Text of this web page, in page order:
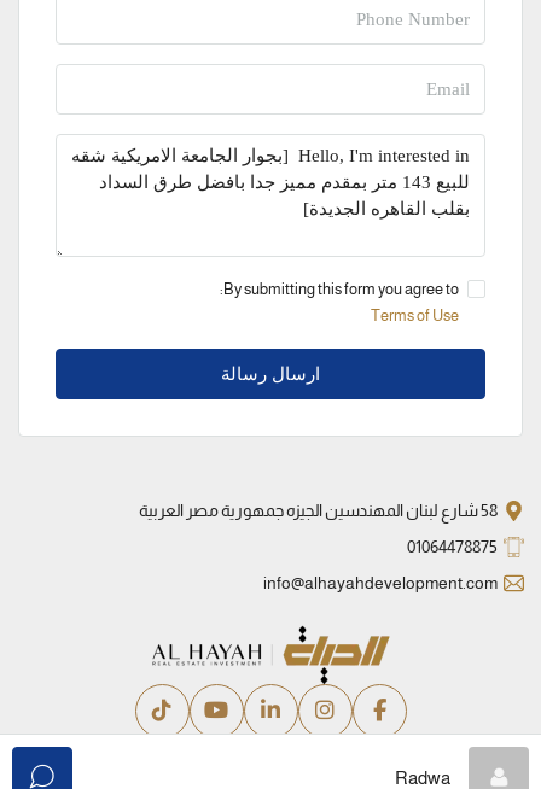
By submitting this form you agree to:
Terms of Use
ارسال رسالة
58 شارع لبنان المهندسين الجيزه جمهورية مصر العربية
01064478875
info@alhayahdevelopment.com
Radwa